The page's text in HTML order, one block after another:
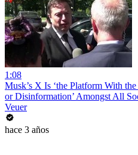
1:08
Musk’s X Is ‘the Platform With
or Disinformation’ Amongst All
Veuer
hace 3 años